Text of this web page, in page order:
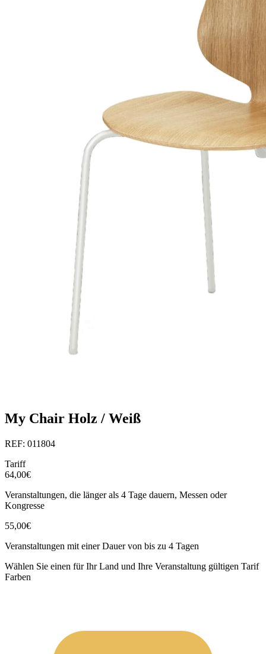
My Chair Holz / Weiß
REF: 011804
Tariff
64,00€
Veranstaltungen, die länger als 4 Tage dauern, Messen oder
Kongresse
55,00€
Veranstaltungen mit einer Dauer von bis zu 4 Tagen
Wählen Sie einen für Ihr Land und Ihre Veranstaltung gültigen Tarif
Farben